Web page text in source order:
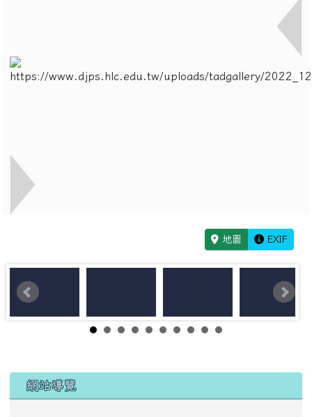
地圖 EXIF
左邊區域內容
網站導覽